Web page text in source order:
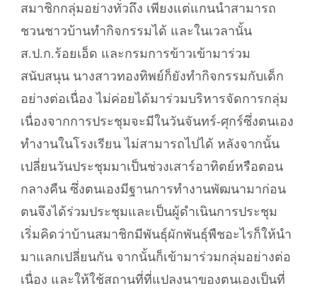
สมาชิกกลุ่มอย่างทั่วถึง เพียงแต่แกนนำสามารถ
ชวนชาวบ้านทำกิจกรรมได้ และในเวลานั้น
ส.ป.ก.ร้อยเอ็ด และกรมการข้าวเข้ามาร่วม
สนับสนุน นางสาวทองทิพย์ก็ยังทำกิจกรรมกับเด็ก
อย่างต่อเนื่อง ไม่ค่อยได้มาร่วมบริหารจัดการกลุ่ม
เนื่องจากการประชุมจะมีในวันจันทร์-ศุกร์ซึ่งตนเอง
ทำงานในโรงเรียน ไม่สามารถไปได้ หลังจากนั้น
เปลี่ยนวันประชุมมาเป็นช่วงเสาร์อาทิตย์หรือตอน
กลางคืน ซึ่งตนเองมีฐานการทำงานพัฒนามาก่อน
ตนจึงได้ร่วมประชุมและเป็นผู้ดำเนินการประชุม
เริ่มคิดว่าบ้านสมาชิกมีพันธุ์ผักพันธุ์พืชอะไรก็ให้นำ
มาแลกเปลี่ยนกัน จากนั้นก็เข้ามาร่วมกลุ่มอย่างต่อ
เนื่อง และให้ใช้สถานที่ที่แปลงนาของตนเองเป็นที่